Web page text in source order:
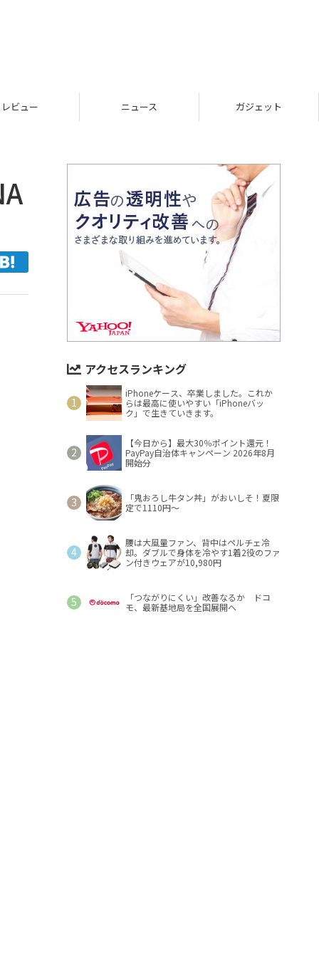
レビュー ニュース ガジェット
アクセスランキング
iPhoneケース、卒業しました。これか
らは最高に使いやすい「iPhoneバッ
ク」で生きていきます。
【今日から】最大30％ポイント還元！
PayPay自治体キャンペーン 2026年8月
開始分
「鬼おろし牛タン丼」がおいしそ！夏限
定で1110円～
腰は大風量ファン、背中はペルチェ冷
却。ダブルで身体を冷やす1着2役のファ
ン付きウェアが10,980円
「つながりにくい」改善なるか ドコ
モ、最新基地局を全国展開へ